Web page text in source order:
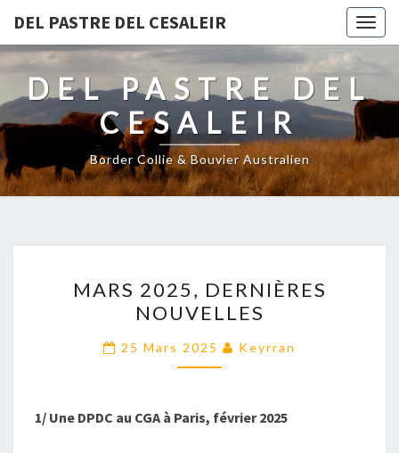
DEL PASTRE DEL CESALEIR
DEL PASTRE DEL
CESALEIR
Border Collie & Bouvier Australien
2025,
DERNIÈRES
NOUVELLES
MARS 2025, DERNIÈRES
NOUVELLES
25 Mars 2025 Keyrran
1/ Une DPDC au CGA à Paris, février 2025